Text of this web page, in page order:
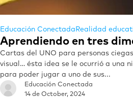
Educación Conectada Realidad
Aprendiendo en tres
Cartas del UNO para personas
visual… ésta idea se le ocurrió a una
para poder jugar a uno de sus...
Educación Conectada
14 de October, 2024